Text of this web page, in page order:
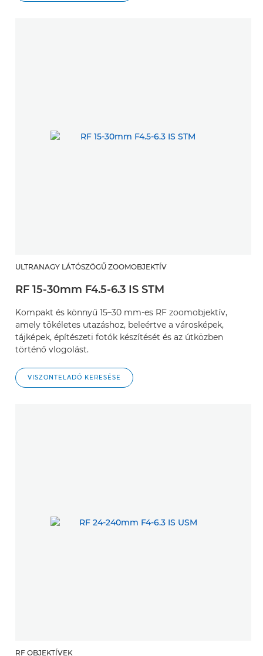
ULTRANAGY LÁTÓSZÖGŰ ZOOMOBJEKTÍV
RF 15-30mm F4.5-6.3 IS STM
Kompakt és könnyű 15–30 mm-es RF zoomobjektív,
amely tökéletes utazáshoz, beleértve a városképek,
tájképek, építészeti fotók készítését és az útközben
történő vlogolást.
VISZONTELADÓ KERESÉSE
RF OBJEKTÍVEK